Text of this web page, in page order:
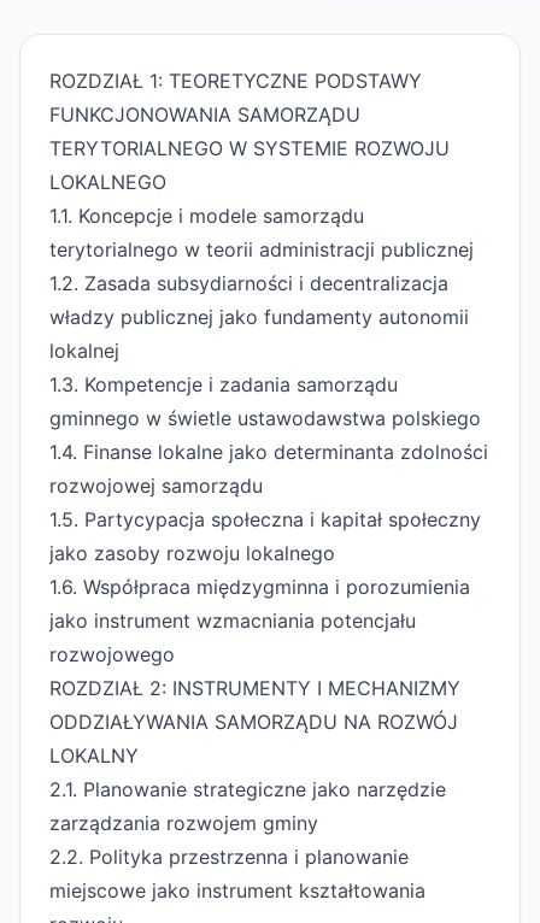
ROZDZIAŁ 1: TEORETYCZNE PODSTAWY
FUNKCJONOWANIA SAMORZĄDU
TERYTORIALNEGO W SYSTEMIE ROZWOJU
LOKALNEGO
1.1. Koncepcje i modele samorządu
terytorialnego w teorii administracji publicznej
1.2. Zasada subsydiarności i decentralizacja
władzy publicznej jako fundamenty autonomii
lokalnej
1.3. Kompetencje i zadania samorządu
gminnego w świetle ustawodawstwa polskiego
1.4. Finanse lokalne jako determinanta zdolności
rozwojowej samorządu
1.5. Partycypacja społeczna i kapitał społeczny
jako zasoby rozwoju lokalnego
1.6. Współpraca międzygminna i porozumienia
jako instrument wzmacniania potencjału
rozwojowego
ROZDZIAŁ 2: INSTRUMENTY I MECHANIZMY
ODDZIAŁYWANIA SAMORZĄDU NA ROZWÓJ
LOKALNY
2.1. Planowanie strategiczne jako narzędzie
zarządzania rozwojem gminy
2.2. Polityka przestrzenna i planowanie
miejscowe jako instrument kształtowania